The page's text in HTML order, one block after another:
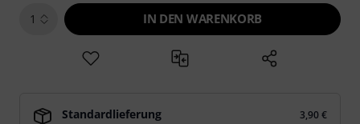
1 IN DEN WARENKORB
Standardlieferung
3,90 €